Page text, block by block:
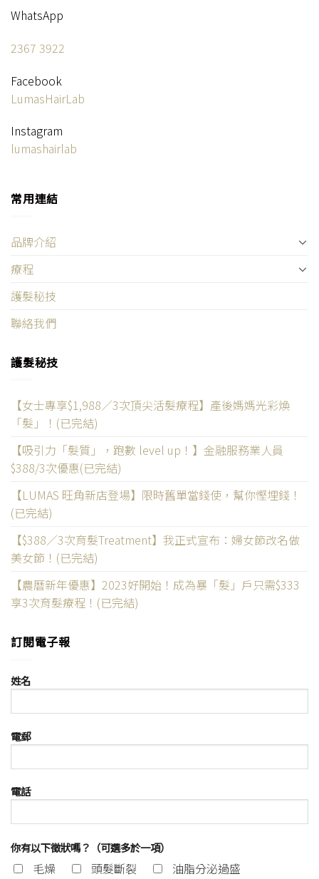
WhatsApp
2367 3922
Facebook
LumasHairLab
Instagram
lumashairlab
常用連結
品牌介紹
療程
護髮秘技
聯絡我們
護髮秘技
【女士專享$1,988／3次頂尖活髮療程】產後媽媽光彩煥
「髮」！(已完結)
【吸引力「髮質」，跑數 level up！】金融服務業人員
$388/3次優惠(已完結)
【LUMAS 旺角新店登場】限時舊單當錢使，幫你慳埋錢！
(已完結)
【$388／3次育髮Treatment】我正式宣布：婦女節改名做
美女節！(已完結)
【農曆新年優惠】2023好開始！成為暴「髮」戶只需$333
享3次育髮療程！(已完結)
訂閱電子報
姓名
電郵
電話
你有以下徵狀嗎？（可選多於一項）
毛燥 頭髮斷裂 油脂分泌過盛